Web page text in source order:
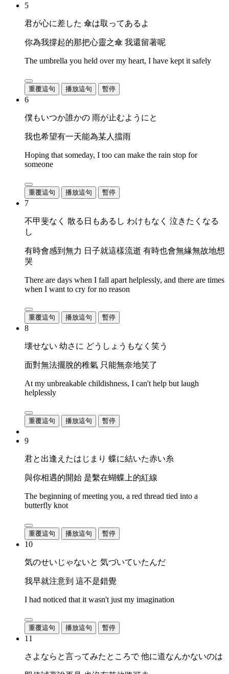
5
君が心に差した 傘は取ってあるよ
你為我撐起的那把心靈之傘 我還留著呢
The umbrella you held over my heart, I have kept it safely
重覆這句 播放這句 暫停
6
僕もいつか誰かの 雨が止むようにと
我也希望有一天能為某人擋雨
Hoping that someday, I too can make the rain stop for
someone
重覆這句 播放這句 暫停
7
不甲斐なく 散る日もあるし わけもなく 泣きたくなる
し
有時會感到無力 日子就這樣流逝 有時也會無緣無故地想
哭
There are days when I fall apart helplessly, and there are times
when I want to cry for no reason
重覆這句 播放這句 暫停
8
壊せない 幼さに どうしょうもなく笑う
面對無法擺脫的稚氣 只能無奈地笑了
At my unbreakable childishness, I can't help but laugh
helplessly
重覆這句 播放這句 暫停
9
君と出逢えたはじまり 蝶に結いた赤い糸
與你相遇的開始 是繫在蝴蝶上的紅線
The beginning of meeting you, a red thread tied into a
butterfly knot
重覆這句 播放這句 暫停
10
気のせいじゃないと 気づいていたんだ
我早就注意到 這不是錯覺
I had noticed that it wasn't just my imagination
重覆這句 播放這句 暫停
11
さよならと言ってみたところで 他に道なんかないのは